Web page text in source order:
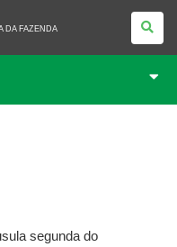
DA FAZENDA
segunda do